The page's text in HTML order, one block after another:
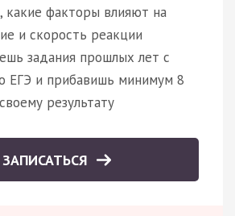
факторы влияют на
и скорость реакции
задания прошлых лет с
ЕГЭ и прибавишь минимум 8
результату
ЗАПИСАТЬСЯ